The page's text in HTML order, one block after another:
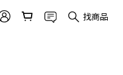
找商品